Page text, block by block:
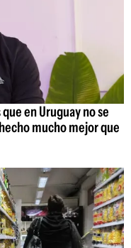
en Uruguay no se
mucho mejor que